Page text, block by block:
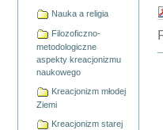
Nauka a religia
Filozoficzno-
metodologiczne
aspekty kreacjonizmu
naukowego
Kreacjonizm młodej
Ziemi
Kreacjonizm starej